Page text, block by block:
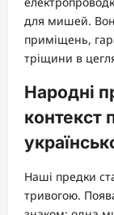
для мишей.
приміщень,
тріщини в
Народні
контекст
Наші предки
тривогою.